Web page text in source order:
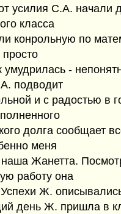
усилия С.А. начали
класса
конрольную по
умудрилась -
подводит
и с радостью в
долга сообщает
меня
Жанетта.
работу она
Ж.
день Ж. пришла в